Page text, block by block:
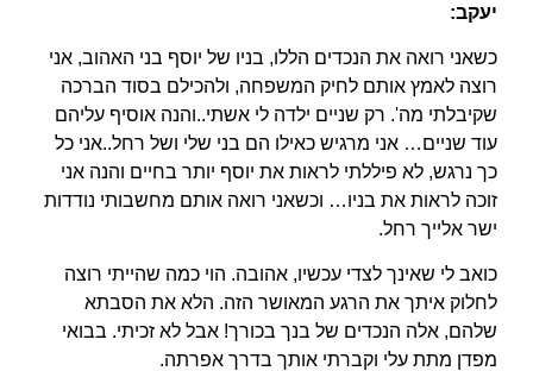
יעקב:
כשאני רואה את הנכדים הללו, בניו של יוסף בני האהוב, אני
רוצה לאמץ אותם לחיק המשפחה, ולהכילם בסוד הברכה
שקיבלתי מה'. רק שניים ילדה לי אשתי..והנה אוסיף עליהם
עוד שניים… אני מרגיש כאילו הם בני שלי ושל רחל..אני כל
כך נרגש, לא פיללתי לראות את יוסף יותר בחיים והנה אני
זוכה לראות את בניו… וכשאני רואה אותם מחשבותי נודדות
ישר אלייך רחל.
כואב לי שאינך לצדי עכשיו, אהובה. הוי כמה שהייתי רוצה
לחלוק איתך את הרגע המאושר הזה. הלא את הסבתא
שלהם, אלה הנכדים של בנך בכורך! אבל לא זכיתי. בבואי
מפדן מתת עלי וקברתי אותך בדרך אפרתה.